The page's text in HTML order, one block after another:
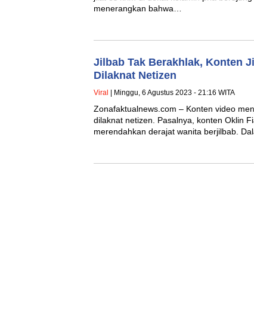
menerangkan bahwa…
Jilbab Tak Berakhlak, Konten
Dilaknat Netizen
Viral | Minggu, 6 Agustus 2023 - 21:16 WITA
Zonafaktualnews.com – Konten video
dilaknat netizen. Pasalnya, konten Oklin
merendahkan derajat wanita berjilbab.